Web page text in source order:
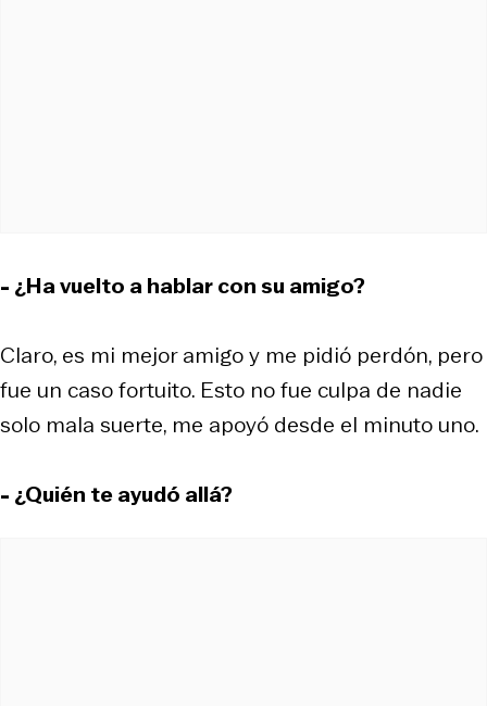
- ¿Ha vuelto a hablar con su amigo?
Claro, es mi mejor amigo y me pidió perdón, pero
fue un caso fortuito. Esto no fue culpa de nadie
solo mala suerte, me apoyó desde el minuto uno.
- ¿Quién te ayudó allá?